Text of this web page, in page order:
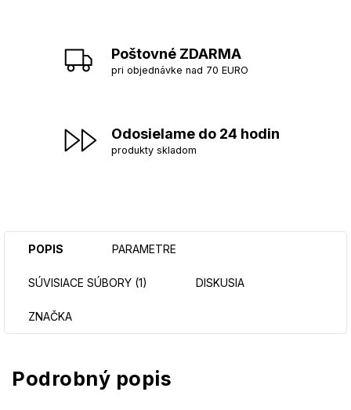
Poštovné ZDARMA
pri objednávke nad 70 EURO
Odosielame do 24 hodin
produkty skladom
POPIS PARAMETRE
SÚVISIACE SÚBORY (1) DISKUSIA
ZNAČKA
Podrobný popis